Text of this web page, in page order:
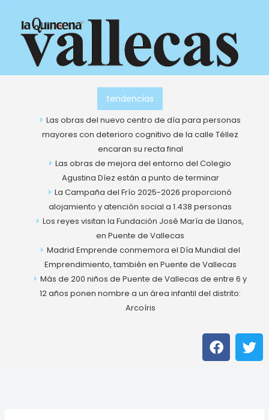
contenido
tendencias
Las obras del nuevo centro de día para personas
mayores con deterioro cognitivo de la calle Téllez
encaran su recta final
Las obras de mejora del entorno del Colegio
Agustina Díez están a punto de terminar
La Campaña del Frío 2025-2026 proporcionó
alojamiento y atención social a 1.438 personas
Los reyes visitan la Fundación José María de Llanos,
en Puente de Vallecas
Madrid Emprende conmemora el Día Mundial del
Emprendimiento, también en Puente de Vallecas
Más de 200 niños de Puente de Vallecas de entre 6 y
12 años ponen nombre a un área infantil del distrito:
Arcoíris
F
a
c
T
w
i